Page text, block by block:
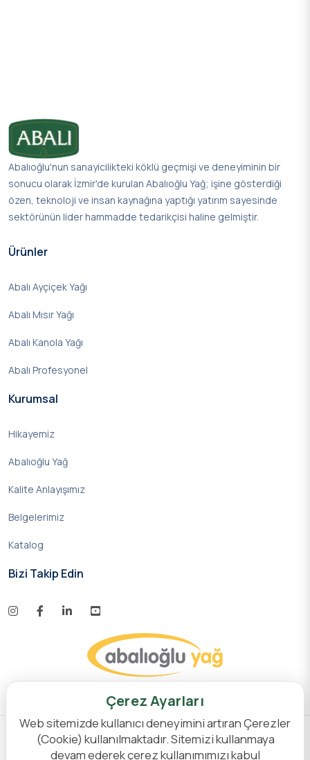
Abalıoğlu'nun sanayicilikteki köklü geçmişi ve deneyiminin bir
sonucu olarak İzmir'de kurulan Abalıoğlu Yağ; işine gösterdiği
özen, teknoloji ve insan kaynağına yaptığı yatırım sayesinde
sektörünün lider hammadde tedarikçisi haline gelmiştir.
Ürünler
Abalı Ayçiçek Yağı
Abalı Mısır Yağı
Abalı Kanola Yağı
Abalı Profesyonel
Kurumsal
Hikayemiz
Abalıoğlu Yağ
Kalite Anlayışımız
Belgelerimiz
Katalog
Bizi Takip Edin
Designed by Fok Digital Agency / Copyright 2026
Çerez Ayarları
Web sitemizde kullanıcı deneyimini artıran Çerezler
(Cookie) kullanılmaktadır. Sitemizi kullanmaya
devam ederek çerez kullanımımızı kabul